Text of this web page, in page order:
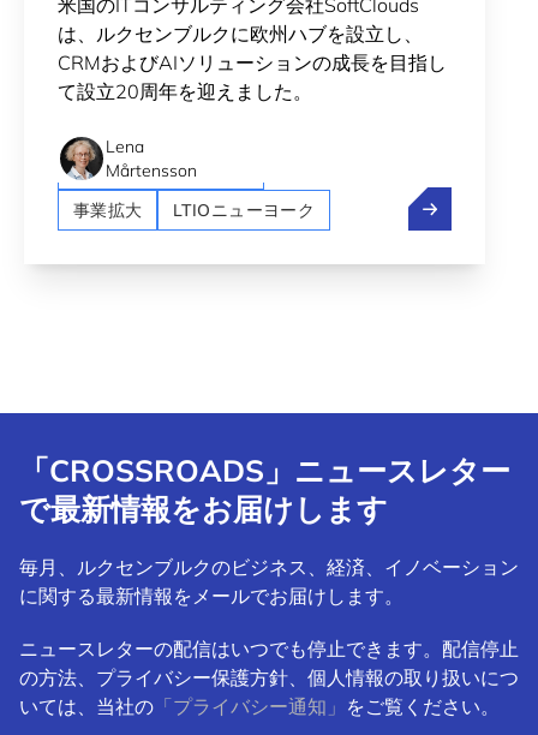
米国のITコンサルティング会社SoftClouds
は、ルクセンブルクに欧州ハブを設立し、
CRMおよびAIソリューションの成長を目指し
て設立20周年を迎えました。
Lena
Mårtensson
事業拡大
LTIOニューヨーク
LTIOサンフランシスコ
SoftCloudsが
「CROSSROADS」ニュースレター
で最新情報をお届けします
毎月、ルクセンブルクのビジネス、経済、イノベーション
に関する最新情報をメールでお届けします。
ニュースレターの配信はいつでも停止できます。配信停止
の方法、プライバシー保護方針、個人情報の取り扱いにつ
いては、当社の 「プライバシー通知」 をご覧ください。